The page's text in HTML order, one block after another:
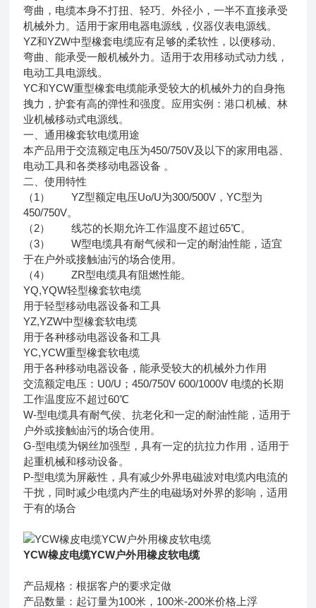
弯曲，电缆本身不打扭、轻巧、外径小，一半不直接承受
机械外力。适用于家用电器电源线，仪器仪表电源线。
YZ和YZW中型橡套电缆应有足够的柔软性，以便移动、
弯曲、能承受一般机械外力。适用于农用移动式动力线，
电动工具电源线。
YC和YCW重型橡套电缆能承受较大的机械外力的自身拖
拽力，护套有高的弹性和强度。应用实例：港口机械、林
业机械移动式电源线。
一、通用橡套软电缆用途
本产品用于交流额定电压为450/750V及以下的家用电器、
电动工具和各类移动电器设备 。
二、使用特性
（1） YZ型额定电压Uo/U为300/500V，YC型为
450/750V。
（2） 线芯的长期允许工作温度不超过65℃。
（3） W型电缆具有耐气候和一定的耐油性能，适宜
于在户外或接触油污的场合使用。
（4） ZR型电缆具有阻燃性能。
YQ,YQW轻型橡套软电缆
用于轻型移动电器设备和工具
YZ,YZW中型橡套软电缆
用于各种移动电器设备和工具
YC,YCW重型橡套软电缆
用于各种移动电器设备，能承受较大的机械外力作用
交流额定电压：U0/U；450/750V 600/1000V 电缆的长期
工作温度应不超过60℃
W-型电缆具有耐气侯、抗老化和一定的耐油性能，适用于
户外或接触油污的场合使用。
G-型电缆为钢丝加强型，具有一定的抗拉力作用，适用于
起重机械和移动设备。
P-型电缆为屏蔽性，具有减少外界电磁波对电缆内电流的
干扰，同时减少电缆内产生的电磁场对外界的影响，适用
于有的场合
YCW橡皮电缆YCW户外用橡皮软电缆
产品规格：根据客户的要求定做
产品数量：起订量为100米，100米-200米价格上浮